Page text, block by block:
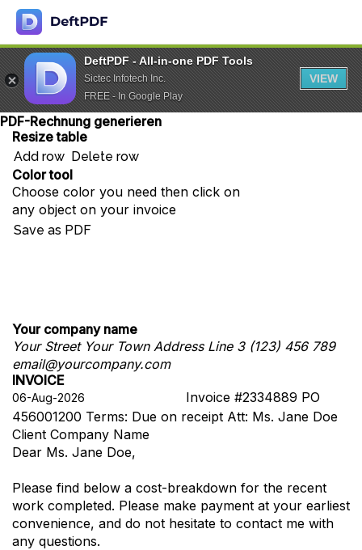
DeftPDF - All-in-one PDF Tools
Sictec Infotech Inc.
FREE - In Google Play
VIEW
PDF-Rechnung generieren
Resize table
Add row Delete row
Color tool
Choose color you need then click on
any object on your invoice
Save as PDF
Your company name
Your Street Your Town Address Line 3 (123) 456 789
email@yourcompany.com
INVOICE
Invoice #2334889 PO
456001200 Terms: Due on receipt Att: Ms. Jane Doe
Client Company Name
Dear Ms. Jane Doe,
Please find below a cost-breakdown for the recent
work completed. Please make payment at your earliest
convenience, and do not hesitate to contact me with
any questions.